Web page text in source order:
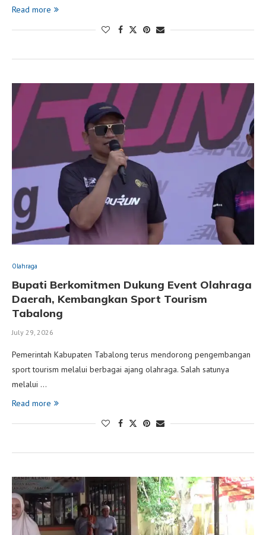
Read more
Olahraga
Bupati Berkomitmen Dukung Event Olahraga
Daerah, Kembangkan Sport Tourism
Tabalong
July 29, 2026
Pemerintah Kabupaten Tabalong terus mendorong pengembangan
sport tourism melalui berbagai ajang olahraga. Salah satunya
melalui …
Read more